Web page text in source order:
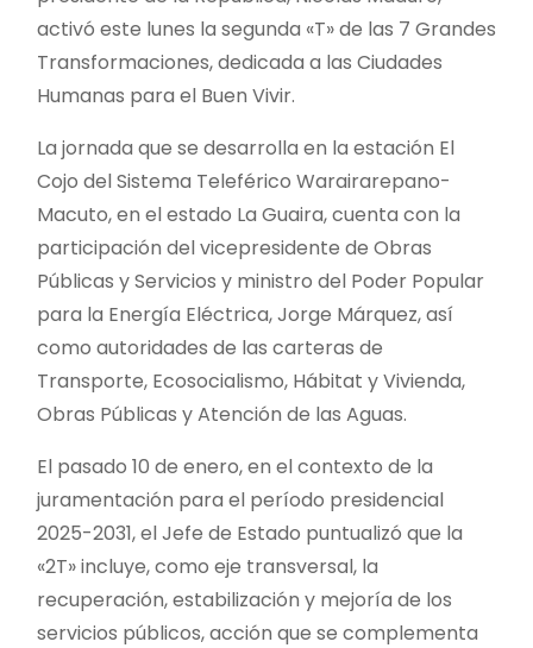
activó este lunes la segunda «T» de las 7 Grandes
Transformaciones, dedicada a las Ciudades
Humanas para el Buen Vivir.
La jornada que se desarrolla en la estación El
Cojo del Sistema Teleférico Warairarepano-
Macuto, en el estado La Guaira, cuenta con la
participación del vicepresidente de Obras
Públicas y Servicios y ministro del Poder Popular
para la Energía Eléctrica, Jorge Márquez, así
como autoridades de las carteras de
Transporte, Ecosocialismo, Hábitat y Vivienda,
Obras Públicas y Atención de las Aguas.
El pasado 10 de enero, en el contexto de la
juramentación para el período presidencial
2025-2031, el Jefe de Estado puntualizó que la
«2T» incluye, como eje transversal, la
recuperación, estabilización y mejoría de los
servicios públicos, acción que se complementa